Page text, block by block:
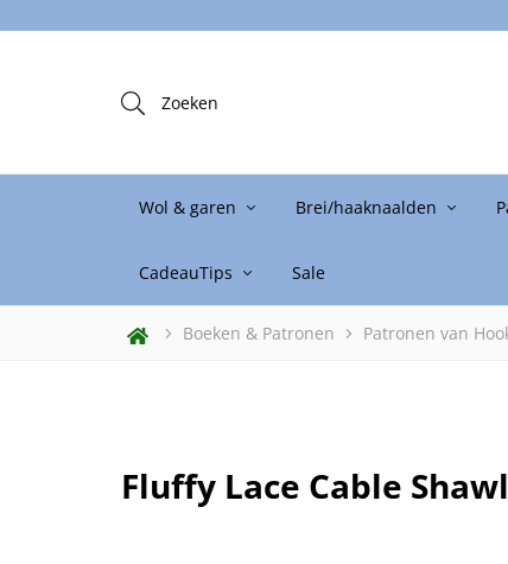
Zoeken
Wol & garen Brei/haaknaalden
CadeauTips Sale
Boeken & Patronen Patronen van
Fluffy Lace Cable